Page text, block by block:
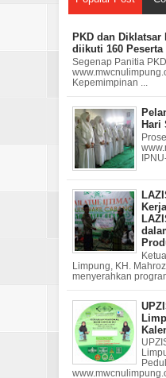
PKD dan Diklatsar
diikuti 160 Peserta
Segenap Panitia
Kepemimpinan ...
Hari
Limpung, KH.
menyerahkan